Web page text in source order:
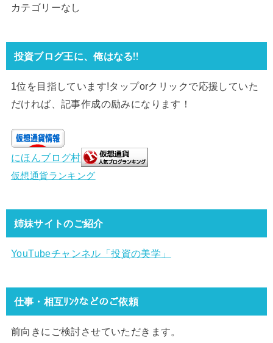
カテゴリーなし
投資ブログ王に、俺はなる!!
1位を目指しています!タップorクリックで応援していた
だければ、記事作成の励みになります！
にほんブログ村
仮想通貨ランキング
姉妹サイトのご紹介
YouTubeチャンネル「投資の美学」
仕事・相互ﾘﾝｸなどのご依頼
前向きにご検討させていただきます。